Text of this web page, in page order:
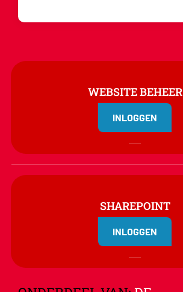
WEBSITE BEHEER
INLOGGEN
SHAREPOINT
INLOGGEN